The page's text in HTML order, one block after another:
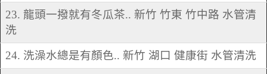
23. 龍頭一撥就有冬瓜茶.. 新竹 竹東 竹中路 水管清
洗
24. 洗澡水總是有顏色.. 新竹 湖口 健康街 水管清洗